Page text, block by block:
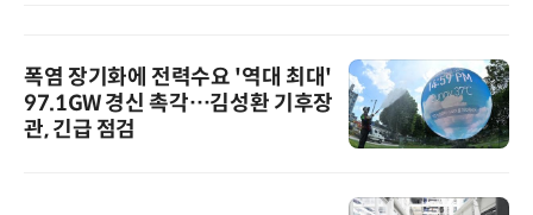
폭염 장기화에 전력수요 '역대 최대'
97.1GW 경신 촉각…김성환 기후장
관, 긴급 점검